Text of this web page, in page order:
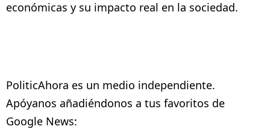
económicas y su impacto real en la sociedad.
PoliticAhora es un medio independiente.
Apóyanos añadiéndonos a tus favoritos de
Google News: